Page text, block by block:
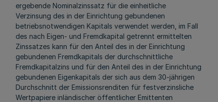
ergebende Nominalzinssatz für die einheitliche
Verzinsung des in der Einrichtung gebundenen
betriebsnotwendigen Kapitals verwendet werden, im Fall
des nach Eigen- und Fremdkapital getrennt ermittelten
Zinssatzes kann für den Anteil des in der Einrichtung
gebundenen Fremdkapitals der durchschnittliche
Fremdkapitalzins und für den Anteil des in der Einrichtung
gebundenen Eigenkapitals der sich aus dem 30-jährigen
Durchschnitt der Emissionsrenditen für festverzinsliche
Wertpapiere inländischer öffentlicher Emittenten